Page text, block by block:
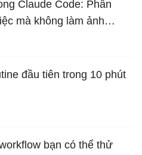
Claude Code: Phân
mà không làm ảnh
cảnh của bạn
đầu tiên trong 10 phút
bạn có thể thử